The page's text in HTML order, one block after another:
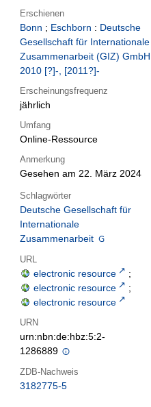
Erschienen
Bonn ; Eschborn : Deutsche
Gesellschaft für Internationale
Zusammenarbeit (GIZ) GmbH
2010 [?]-, [2011?]-
Erscheinungsfrequenz
jährlich
Umfang
Online-Ressource
Anmerkung
Gesehen am 22. März 2024
Schlagwörter
Deutsche Gesellschaft für
Internationale
Zusammenarbeit
URL
electronic resource
;
electronic resource
;
electronic resource
URN
urn:nbn:de:hbz:5:2-
1286889
ZDB-Nachweis
3182775-5